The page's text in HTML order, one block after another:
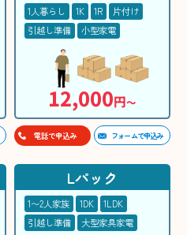
1人暮らし 1K 1R
片付け
引越し準備
小型家電
12,000円〜
電話で申込み フォームで申込み
Lパック
1〜2人家族 1DK
1LDK
引越し準備
大型家具家電